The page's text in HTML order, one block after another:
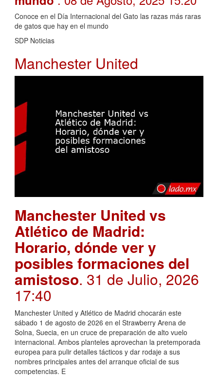
Conoce en el Día Internacional del Gato las razas más raras
de gatos que hay en el mundo
SDP Noticias
Manchester United
Manchester United vs
Atlético de Madrid:
Horario, dónde ver y
posibles formaciones del
amistoso. 31 de Julio, 2026
17:40
Manchester United y Atlético de Madrid chocarán este
sábado 1 de agosto de 2026 en el Strawberry Arena de
Solna, Suecia, en un cruce de preparación de alto vuelo
internacional. Ambos planteles aprovechan la pretemporada
europea para pulir detalles tácticos y dar rodaje a sus
nombres principales antes del arranque oficial de sus
competencias. E